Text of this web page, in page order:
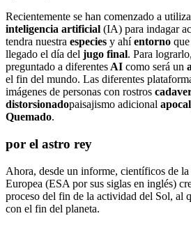
Recientemente se han comenzado a
inteligencia artificial (IA) para indagar
tendra nuestra especies y ahíentorno
llegado el día del jugo final. Para
preguntado a diferentes AI como será un
el fin del mundo. Las diferentes
imágenes de personas con rostros
distorsionadopaisajismo adicional
Quemado.
por el astro rey
Ahora, desde un informe, científicos de
Europea (ESA por sus siglas en inglés)
proceso del fin de la actividad del Sol, al
con el fin del planeta.